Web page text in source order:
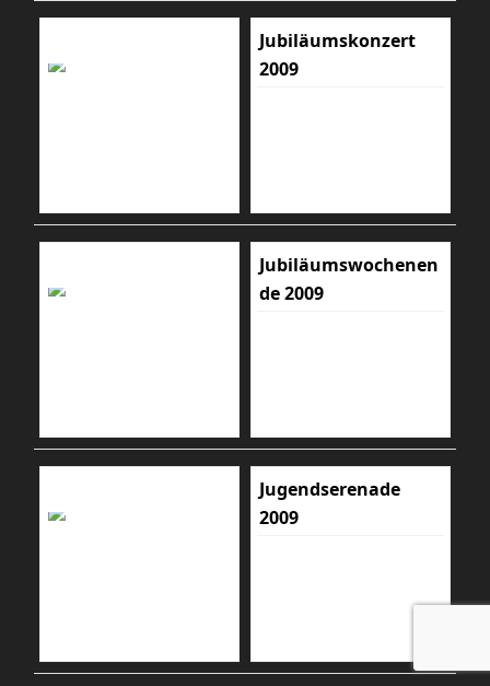
Jubiläumskonzert
2009
Jubiläumswochenen
de 2009
Jugendserenade
2009